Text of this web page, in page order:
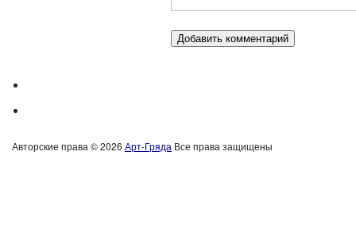
Авторские права © 2026 Арт-Гряда Все права защищены